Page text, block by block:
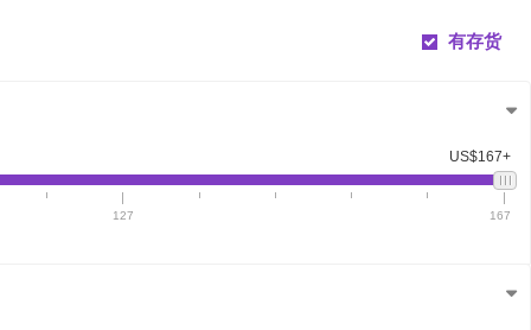
有存货
US$167+
127 167